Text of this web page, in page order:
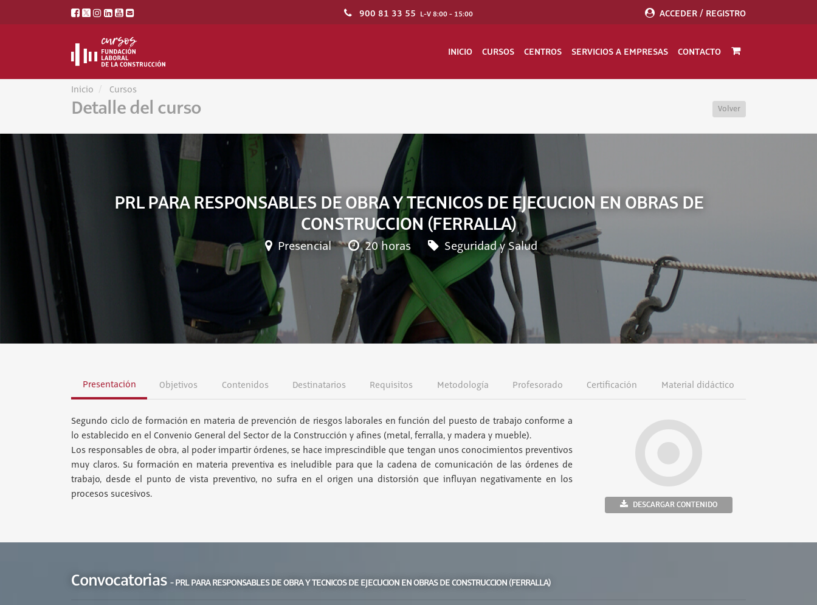
900 81 33 55 L-V 8:00 - 15:00 ACCEDER / REGISTRO
INICIO CURSOS CENTROS SERVICIOS A EMPRESAS CONTACTO
Inicio Cursos
Detalle del curso Volver
PRL PARA RESPONSABLES DE OBRA Y TECNICOS DE EJECUCION EN OBRAS DE
CONSTRUCCION (FERRALLA)
Presencial 20 horas Seguridad y Salud
Presentación Objetivos Contenidos Destinatarios Requisitos Metodología Profesorado Certificación Material didáctico
Segundo ciclo de formación en materia de prevención de riesgos laborales en función del puesto de trabajo conforme a
lo establecido en el Convenio General del Sector de la Construcción y afines (metal, ferralla, y madera y mueble).
Los responsables de obra, al poder impartir órdenes, se hace imprescindible que tengan unos conocimientos preventivos
muy claros. Su formación en materia preventiva es ineludible para que la cadena de comunicación de las órdenes de
trabajo, desde el punto de vista preventivo, no sufra en el origen una distorsión que influyan negativamente en los
procesos sucesivos.
DESCARGAR CONTENIDO
Convocatorias - PRL PARA RESPONSABLES DE OBRA Y TECNICOS DE EJECUCION EN OBRAS DE CONSTRUCCION (FERRALLA)